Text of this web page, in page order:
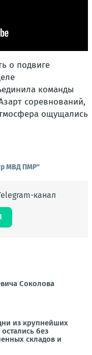
о подвиге
команды
соревнований,
ощущались
МВД ПМР"
канал
Соколова
из крупнейших
без
складов и